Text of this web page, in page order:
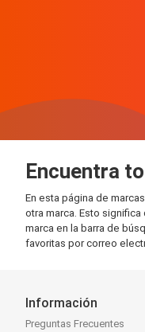
Encuentra
En esta página de
otra marca. Esto
marca en la barra de
favoritas por correo
Información
Preguntas Frecuentes